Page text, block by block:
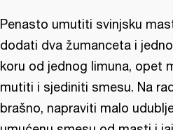
Penasto umutiti svinjsku
dodati dva žumanceta i
koru od jednog limuna, opet
mutiti i sjediniti smesu. Na
brašno, napraviti malo